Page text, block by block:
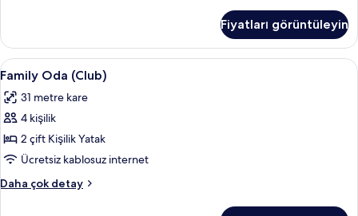
fazla
detay
Fiyatları görüntüleyin
Family
Oda
(Club)
için
tüm
fotoğrafları
görün
Kaliteli yatak takımı, odada kasa,
8
Family Oda (Club)
31 metre kare
4 kişilik
2 çift Kişilik Yatak
Ücretsiz kablosuz internet
Daha çok detay
Family